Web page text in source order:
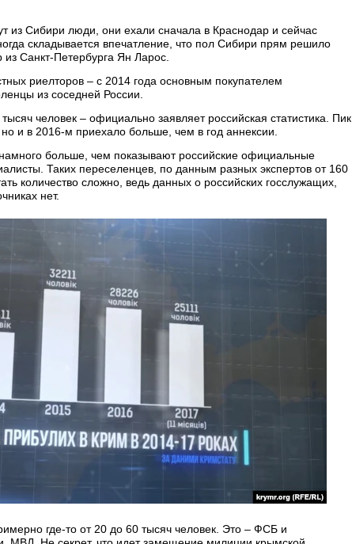
из Сибири люди, они ехали сначала в Краснодар и сейчас
складывается впечатление, что пол Сибири прям решило
из Санкт-Петербурга Ян Ларос.
риелторов – с 2014 года основным покупателем
из соседней России.
человек – официально заявляет российская статистика. Пик
и в 2016-м приехало больше, чем в год аннексии.
больше, чем показывают российские официальные
Таких переселенцев, по данным разных экспертов от 160
количество сложно, ведь данных о российских госслужащих,
нет.
где-то от 20 до 60 тысяч человек. Это – ФСБ и